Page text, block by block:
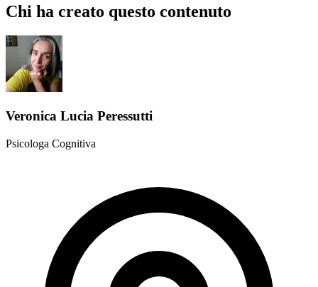
Chi ha creato questo contenuto
Veronica Lucia Peressutti
Psicologa Cognitiva